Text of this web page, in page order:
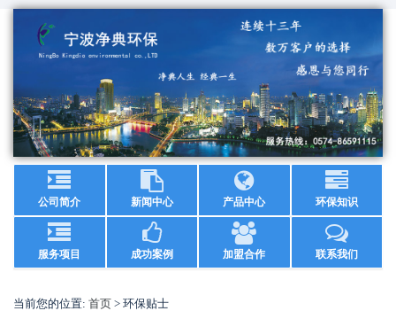
公司简介 新闻中心 产品中心 环保知识
服务项目 成功案例 加盟合作 联系我们
当前您的位置: 首页 > 环保贴士